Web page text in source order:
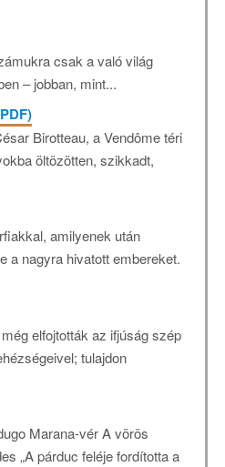
csak a való világ
– jobban, mint...
Birotteau, a Vendôme téri
öltözötten, szikkadt,
amilyenek után
a nagyra hivatott embereket.
elfojtották az ifjúság szép
tulajdon
Marana-vér A vörös
„A párduc feléje fordította a